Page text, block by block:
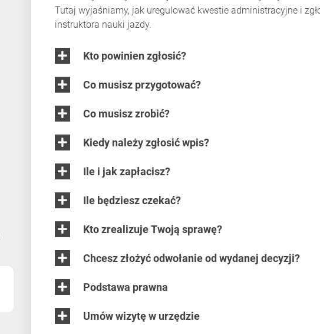
Tutaj wyjaśniamy, jak uregulować kwestie administracyjne i
instruktora nauki jazdy.
Kto powinien zgłosić?
Co musisz przygotować?
Co musisz zrobić?
Kiedy należy zgłosić wpis?
Ile i jak zapłacisz?
Ile będziesz czekać?
Kto zrealizuje Twoją sprawę?
Chcesz złożyć odwołanie od wydanej decyzji?
Podstawa prawna
Umów wizytę w urzędzie